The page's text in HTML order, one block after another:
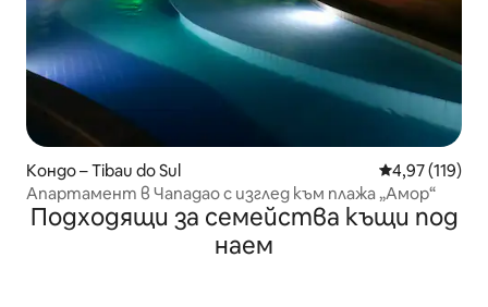
Кондо – Tibau do Sul Средна
4,97 (119)
Апартамент в Чападао с изглед към плажа „Амор“
Подходящи за семейства къщи под
наем